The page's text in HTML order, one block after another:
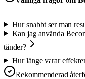
Hur snabbt ser man
Kan jag använda
tänder?
Hur länge varar
Rekommenderad